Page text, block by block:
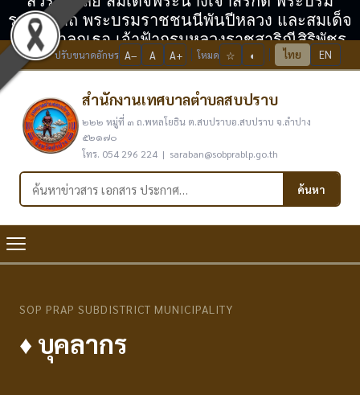
ราชินีนาถ พระบรมราชชนนีพันปีหลวง และสมเด็จ
พระเจ้าลูกเธอ เจ้าฟ้ากรมหลวงราชสาริณีสิริพัชร
มหาวัชรราชธิดา
ปรับขนาดอักษร A− A A+ โหมด ☆ ◐ ไทย EN
สำนักงานเทศบาลตำบลสบปราบ
๒๒๒ หมู่ที่ ๓ ถ.พหลโยธิน ต.สบปราบอ.สบปราบ จ.ลำปาง
๕๒๑๗๐
โทร. 054 296 224 | saraban@sobprablp.go.th
ค้นหาในเว็บไซต์ ค้นหา
SOP PRAP SUBDISTRICT MUNICIPALITY
♦ บุคลากร